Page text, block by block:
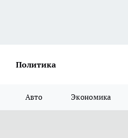
Политика
Авто Экономика